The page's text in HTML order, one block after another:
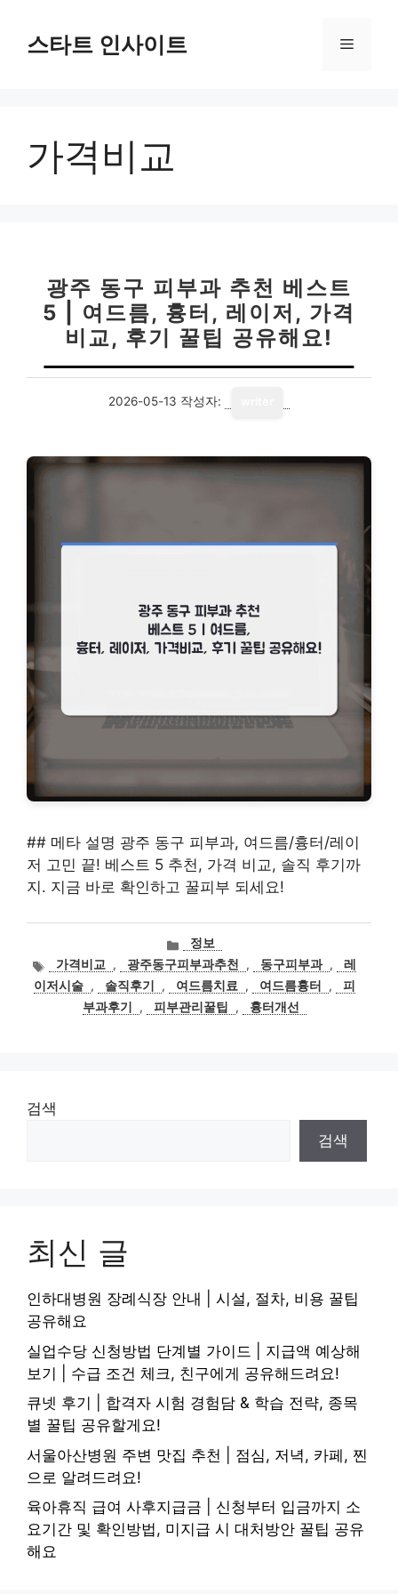
스타트 인사이트 메
가격비교
광주 동구 피부과 추천 베스트
5 | 여드름, 흉터, 레이저, 가격
비교, 후기 꿀팁 공유해요!
2026-05-13 작성자:
## 메타 설명 광주 동구 피부과, 여드름/흉터/레이
저 고민 끝! 베스트 5 추천, 가격 비교, 솔직 후기까
지. 지금 바로 확인하고 꿀피부 되세요!
카
테
고
리
정보
태
그
가격비교 , 광주동구피부과추천 , 동구피부과 ,
레
이저시술 , 솔직후기 , 여드름치료 , 여드름흉터 ,
피
부과후기
, 피부관리꿀팁 , 흉터개선
검색
검색
최신 글
인하대병원 장례식장 안내 | 시설, 절차, 비용 꿀팁
공유해요
실업수당 신청방법 단계별 가이드 | 지급액 예상해
보기 | 수급 조건 체크, 친구에게 공유해드려요!
큐넷 후기 | 합격자 시험 경험담 & 학습 전략, 종목
별 꿀팁 공유할게요!
서울아산병원 주변 맛집 추천 | 점심, 저녁, 카페, 찐
으로 알려드려요!
육아휴직 급여 사후지급금 | 신청부터 입금까지 소
요기간 및 확인방법, 미지급 시 대처방안 꿀팁 공유
해요